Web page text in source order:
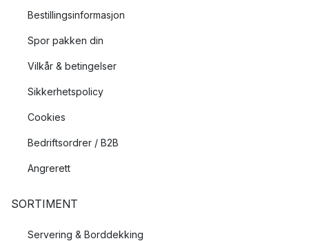
Bestillingsinformasjon
Spor pakken din
Vilkår & betingelser
Sikkerhetspolicy
Cookies
Bedriftsordrer / B2B
Angrerett
SORTIMENT
Servering & Borddekking